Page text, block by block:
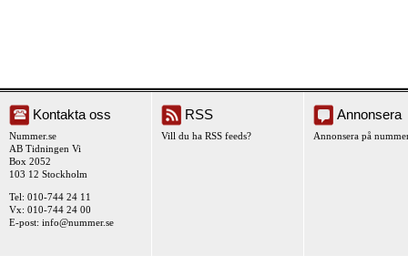
Kontakta oss
Nummer.se
AB Tidningen Vi
Box 2052
103 12 Stockholm
Tel: 010-744 24 11
Vx: 010-744 24 00
E-post: info@nummer.se
RSS
Vill du ha RSS feeds?
Annonsera
Annonsera på